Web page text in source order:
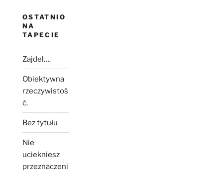
OSTATNIO
NA
TAPECIE
Zajdel….
Obiektywna
rzeczywistoś
ć.
Bez tytułu
Nie
uciekniesz
przeznaczeni